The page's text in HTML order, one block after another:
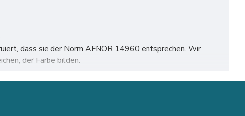
dass sie der Norm AFNOR 14960 entsprechen. Wir
der Farbe bilden.
München, Köln, Frankfurt, Stuttgart, Düsseldorf,